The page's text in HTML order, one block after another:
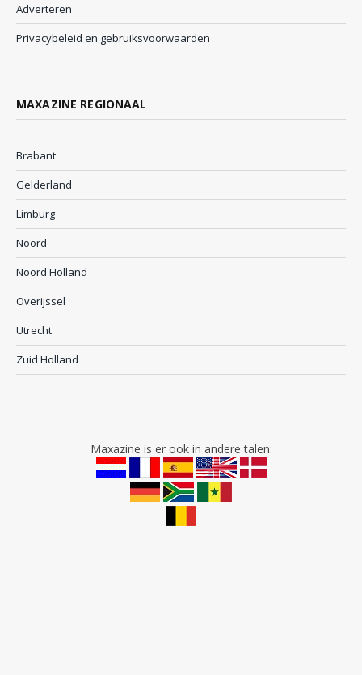
Adverteren
Privacybeleid en gebruiksvoorwaarden
MAXAZINE REGIONAAL
Brabant
Gelderland
Limburg
Noord
Noord Holland
Overijssel
Utrecht
Zuid Holland
Maxazine is er ook in andere talen: